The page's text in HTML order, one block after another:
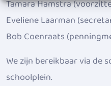
Tamara Hamstra
Eveliene Laarman
Bob Coenraats
We zijn bereikbaar via de
schoolplein.